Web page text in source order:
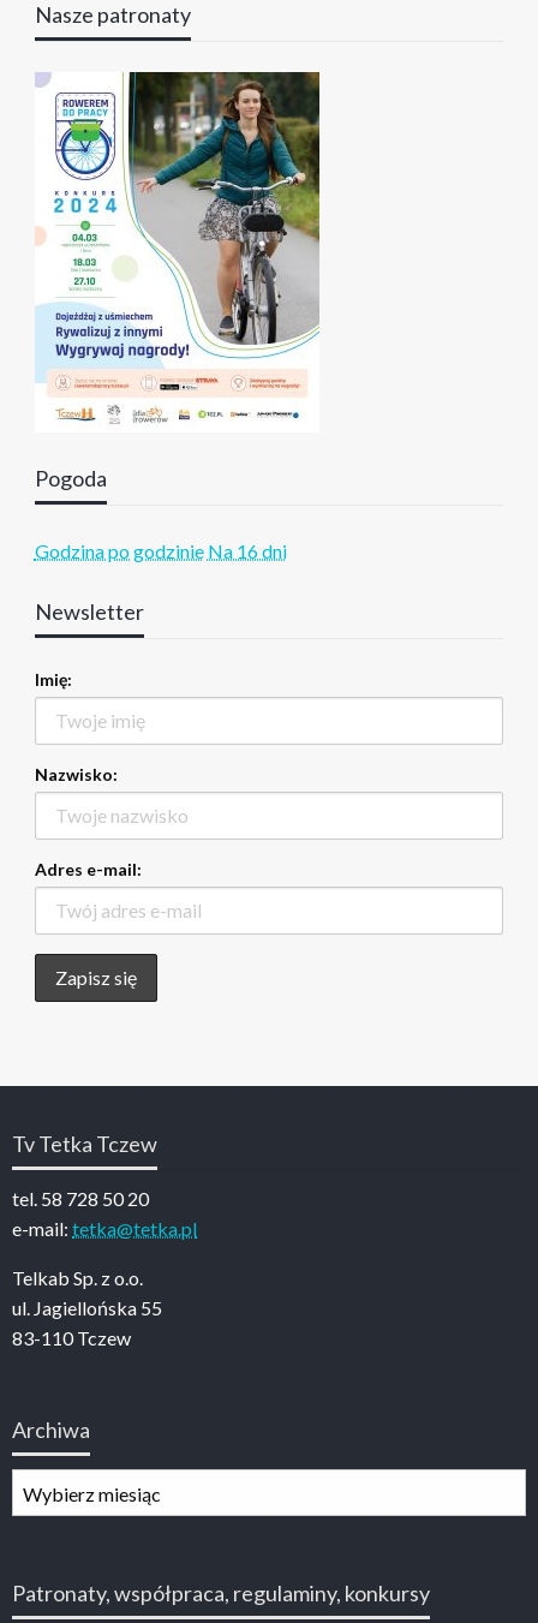
Nasze patronaty
Pogoda
Godzina po godzinie Na 16 dni
Newsletter
Imię:
Nazwisko:
Adres e-mail:
Tv Tetka Tczew
tel. 58 728 50 20
e-mail: tetka@tetka.pl
Telkab Sp. z o.o.
ul. Jagiellońska 55
83-110 Tczew
Archiwa
Archiwa
Patronaty, współpraca, regulaminy, konkursy